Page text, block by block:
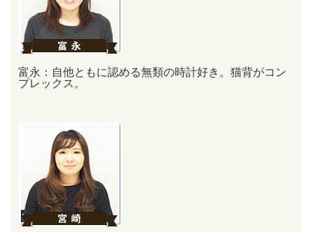
富永：自他ともに認める無類の時計好き。 猫背がコン
プレックス。